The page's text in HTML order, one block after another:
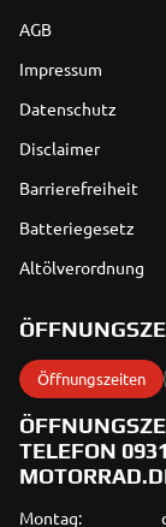
AGB
Impressum
Datenschutz
Disclaimer
Barrierefreiheit
Batteriegesetz
Altölverordnung
Öffnungszeiten
TELEFON
Montag: